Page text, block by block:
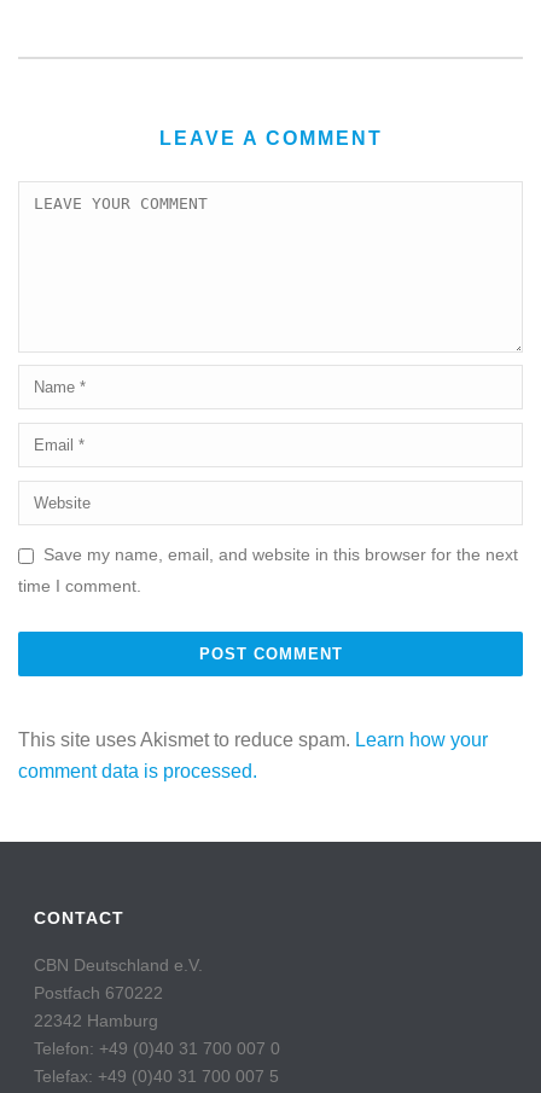
LEAVE A COMMENT
Save my name, email, and website in this browser for the next
time I comment.
This site uses Akismet to reduce spam. Learn how your
comment data is processed.
CONTACT
CBN Deutschland e.V.
Postfach 670222
22342 Hamburg
Telefon: +49 (0)40 31 700 007 0
Telefax: +49 (0)40 31 700 007 5